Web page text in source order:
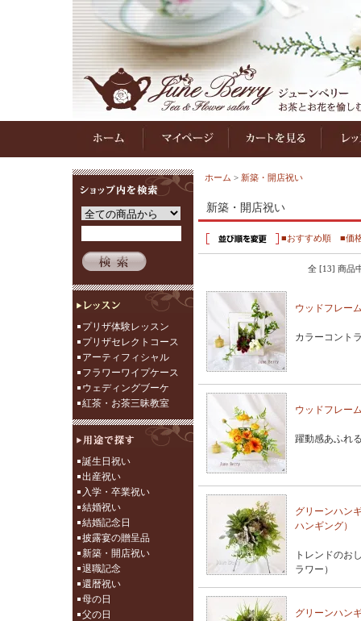
プリザ体験レッスン
プリザセレクトコース
アーティフィシャル
フラワーワイプケース
ウェディングブーケ
紅茶・お茶三昧教室
誕生日祝い
出産祝い
入学・卒業祝い
結婚祝い
結婚記念日
披露宴の贈呈品
新築・開店祝い
退職記念
還暦祝い
母の日
父の日
ホーム > 新築・開店祝い
新築・開店祝い
■おすすめ順 ■価
全 [13] 商品
ウッドフレー
カラーコント
ウッドフレー
躍動感あふれ
グリーンハン
ハンギング）
トレンドのお
ラワー）
グリーンハン